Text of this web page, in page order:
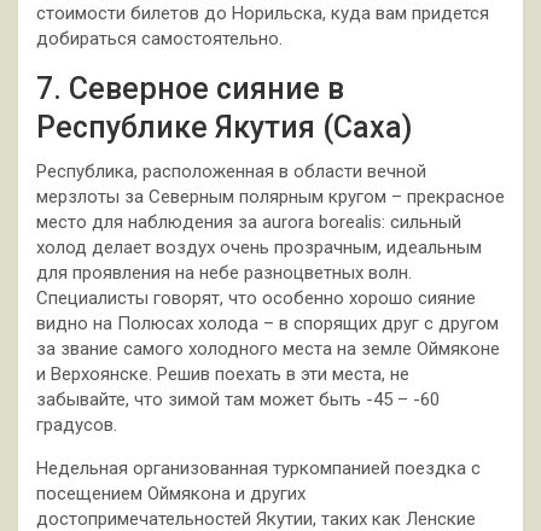
стоимости билетов до Норильска, куда вам придется
добираться самостоятельно.
7. Северное сияние в
Республике Якутия (Саха)
Республика, расположенная в области вечной
мерзлоты за Северным полярным кругом – прекрасное
место для наблюдения за aurora borealis: сильный
холод делает воздух очень прозрачным, идеальным
для проявления на небе разноцветных волн.
Специалисты говорят, что особенно хорошо сияние
видно на Полюсах холода – в спорящих друг с другом
за звание самого холодного места на земле Оймяконе
и Верхоянске. Решив поехать в эти места, не
забывайте, что зимой там может быть -45 – -60
градусов.
Недельная организованная туркомпанией поездка с
посещением Оймякона и других
достопримечательностей Якутии, таких как Ленские